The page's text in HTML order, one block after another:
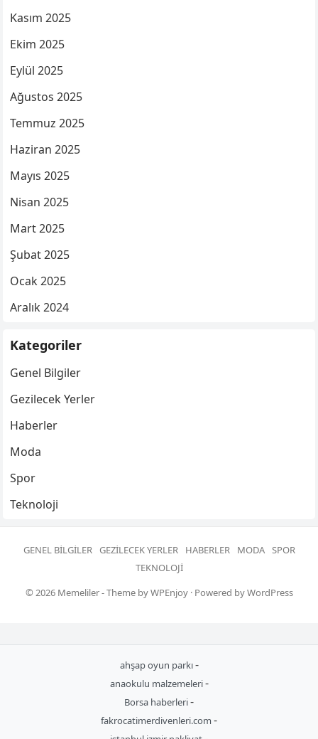
Kasım 2025
Ekim 2025
Eylül 2025
Ağustos 2025
Temmuz 2025
Haziran 2025
Mayıs 2025
Nisan 2025
Mart 2025
Şubat 2025
Ocak 2025
Aralık 2024
Kategoriler
Genel Bilgiler
Gezilecek Yerler
Haberler
Moda
Spor
Teknoloji
GENEL BILGILER GEZILECEK YERLER HABERLER MODA SPOR
TEKNOLOJI
© 2026 Memeliler- Theme byWPEnjoy· Powered byWordPress
ahşap oyun parkı-
anaokulu malzemeleri-
Borsa haberleri-
fakrocatimerdivenleri.com -